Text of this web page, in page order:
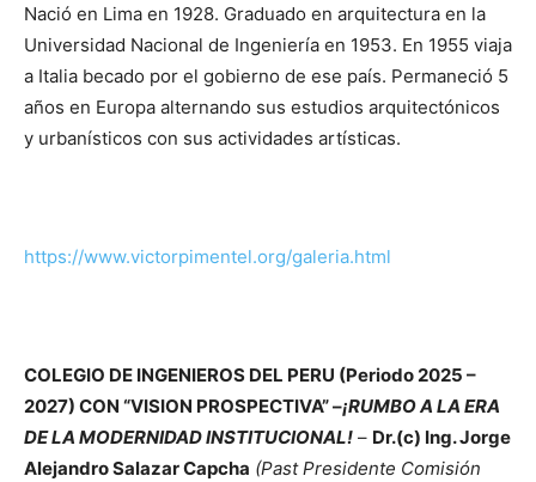
Nació en Lima en 1928. Graduado en arquitectura en la
Universidad Nacional de Ingeniería en 1953. En 1955 viaja
a Italia becado por el gobierno de ese país. Permaneció 5
años en Europa alternando sus estudios arquitectónicos
y urbanísticos con sus actividades artísticas.
https://www.victorpimentel.org/galeria.html
COLEGIO DE INGENIEROS DEL PERU (Periodo 2025 –
2027) CON “VISION PROSPECTIVA” –¡RUMBO A LA ERA
DE LA MODERNIDAD INSTITUCIONAL! – Dr.(c) Ing. Jorge
Alejandro Salazar Capcha (Past Presidente Comisión